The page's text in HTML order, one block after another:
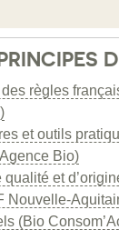
AB
biologique
règles
et outils
Bio)
et
Nouvelle-
(Bio